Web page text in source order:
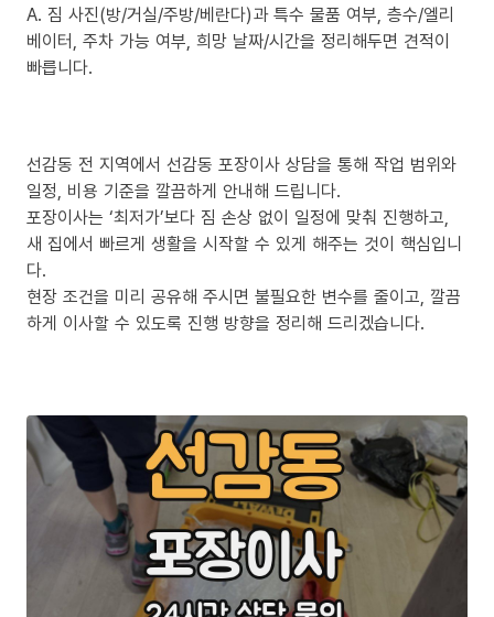
A. 짐 사진(방/거실/주방/베란다)과 특수 물품 여부, 층수/엘리
베이터, 주차 가능 여부, 희망 날짜/시간을 정리해두면 견적이
빠릅니다.
선감동 전 지역에서 선감동 포장이사 상담을 통해 작업 범위와
일정, 비용 기준을 깔끔하게 안내해 드립니다.
포장이사는 ‘최저가’보다 짐 손상 없이 일정에 맞춰 진행하고,
새 집에서 빠르게 생활을 시작할 수 있게 해주는 것이 핵심입니
다.
현장 조건을 미리 공유해 주시면 불필요한 변수를 줄이고, 깔끔
하게 이사할 수 있도록 진행 방향을 정리해 드리겠습니다.